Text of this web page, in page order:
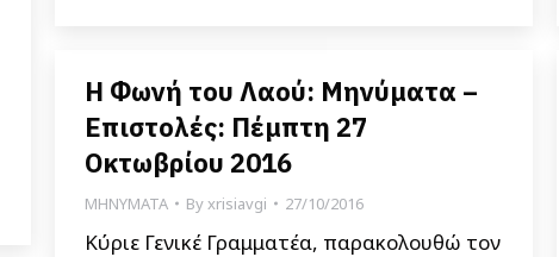
Η Φωνή του Λαού: Μηνύματα –
Επιστολές: Πέμπτη 27
Οκτωβρίου 2016
ΜΗΝΥΜΑΤΑ Byxrisiavgi 27/10/2016
Κύριε Γενικέ Γραμματέα, παρακολουθώ τον